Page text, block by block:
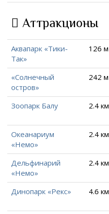
Аттракционы
Аквапарк «Тики-
Так»
126 м
«Солнечный
остров»
242 м
Зоопарк Балу 2.4 км
Океанариум
«Немо»
2.4 км
Дельфинарий
«Немо»
2.4 км
Динопарк «Рекс» 4.6 км